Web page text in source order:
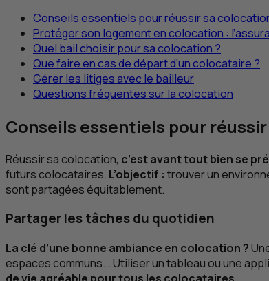
Conseils essentiels pour réussir sa
Protéger son logement en colocation :
Quel bail choisir pour sa colocation ?
Que faire en cas de départ d’un colocataire ?
Gérer les litiges avec le bailleur
Questions fréquentes sur la colocation
Conseils essentiels pour
Réussir sa colocation, c’est avant tout bien se
futurs colocataires. L’objectif : trouver un
sont partagées équitablement.
Partager les tâches du quotidien
La clé d’une bonne ambiance en colocation ?
espaces communs... Utiliser un tableau ou une